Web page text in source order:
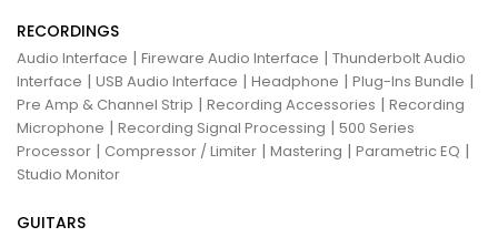
RECORDINGS
Audio Interface | Fireware Audio Interface | Thunderbolt Audio
Interface | USB Audio Interface | Headphone | Plug-Ins Bundle |
Pre Amp & Channel Strip | Recording Accessories | Recording
Microphone | Recording Signal Processing | 500 Series
Processor | Compressor / Limiter | Mastering | Parametric EQ |
Studio Monitor
GUITARS